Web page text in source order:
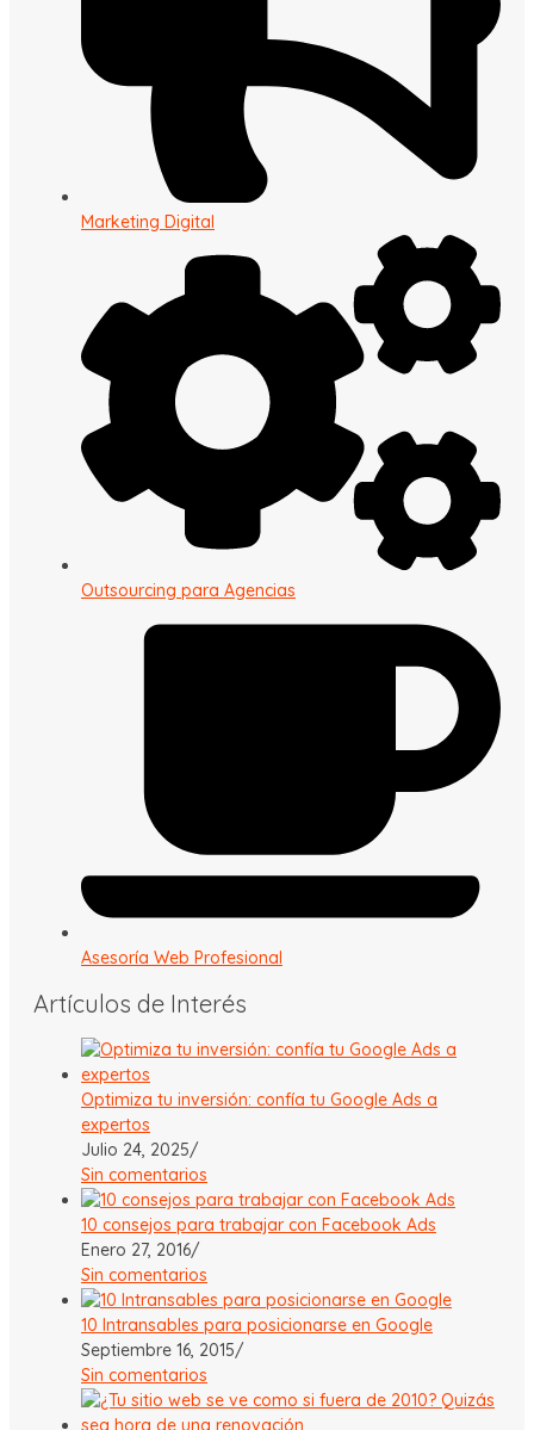
Marketing Digital
Outsourcing para Agencias
Asesoría Web Profesional
Artículos de Interés
Optimiza tu inversión: confía tu Google Ads a
expertos
Julio 24, 2025/
Sin comentarios
10 consejos para trabajar con Facebook Ads
Enero 27, 2016/
Sin comentarios
10 Intransables para posicionarse en Google
Septiembre 16, 2015/
Sin comentarios